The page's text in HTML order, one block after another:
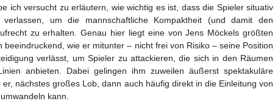
ich versucht zu erläutern, wie wichtig es ist, dass die Spieler situativ
verlassen, um die mannschaftliche Kompaktheit (und damit den
zu erhalten. Genau hier liegt eine von Jens Möckels größten
beeindruckend, wie er mitunter – nicht frei von Risiko – seine Position
verlässt, um Spieler zu attackieren, die sich in den Räumen
anbieten. Dabei gelingen ihm zuweilen äußerst spektakuläre
er, nächstes großes Lob, dann auch häufig direkt in die Einleitung von
kann.